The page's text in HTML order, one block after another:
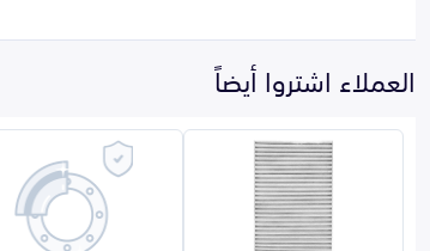
العملاء اشتروا أيضاً